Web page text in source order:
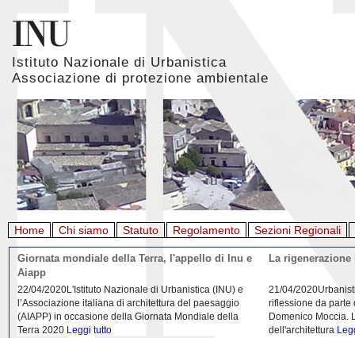
Istituto Nazionale di Urbanistica
Associazione di protezione ambientale
Home Chi siamo Statuto Regolamento Sezioni Regionali
Giornata mondiale della Terra, l'appello di Inu e
Aiapp
22/04/2020L'Istituto Nazionale di Urbanistica (INU) e
l’Associazione italiana di architettura del paesaggio
(AIAPP) in occasione della Giornata Mondiale della
Terra 2020 Leggi tutto
La
21/04/
riflessione da parte
Domenico Moccia.
dell'architettura